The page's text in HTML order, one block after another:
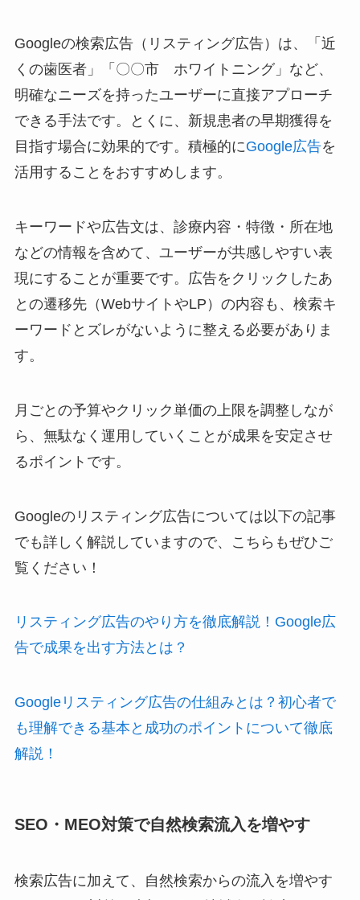
Googleの検索広告（リスティング広告）は、「近
くの歯医者」「〇〇市 ホワイトニング」など、
明確なニーズを持ったユーザーに直接アプローチ
できる手法です。とくに、新規患者の早期獲得を
目指す場合に効果的です。積極的にGoogle広告を
活用することをおすすめします。
キーワードや広告文は、診療内容・特徴・所在地
などの情報を含めて、ユーザーが共感しやすい表
現にすることが重要です。広告をクリックしたあ
との遷移先（WebサイトやLP）の内容も、検索キ
ーワードとズレがないように整える必要がありま
す。
月ごとの予算やクリック単価の上限を調整しなが
ら、無駄なく運用していくことが成果を安定させ
るポイントです。
Googleのリスティング広告については以下の記事
でも詳しく解説していますので、こちらもぜひご
覧ください！
リスティング広告のやり方を徹底解説！Google広
告で成果を出す方法とは？
Googleリスティング広告の仕組みとは？初心者で
も理解できる基本と成功のポイントについて徹底
解説！
SEO・MEO対策で自然検索流入を増やす
検索広告に加えて、自然検索からの流入を増やす